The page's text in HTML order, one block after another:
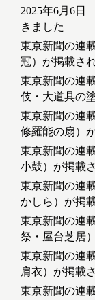
2025年6月6日
きました
東京新聞の連
冠）が掲載さ
東京新聞の連
伎・大道具の
東京新聞の連
修羅能の扇）
東京新聞の連
小鼓）が掲載
東京新聞の連
かしら）が掲
東京新聞の連
祭・屋台芝居
東京新聞の連
肩衣）が掲載
東京新聞の連